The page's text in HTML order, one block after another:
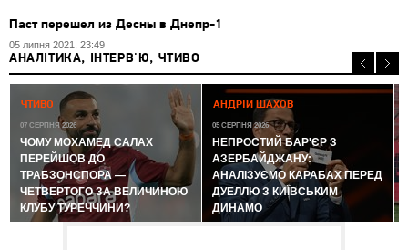
Паст перешел из Десны в Днепр-1
05 липня 2021, 23:49
АНАЛІТИКА, ІНТЕРВ'Ю, ЧТИВО
ЧТИВО
07 СЕРПНЯ 2026
ЧОМУ МОХАМЕД САЛАХ
ПЕРЕЙШОВ ДО
ТРАБЗОНСПОРА —
ЧЕТВЕРТОГО ЗА ВЕЛИЧИНОЮ
КЛУБУ ТУРЕЧЧИНИ?
АНДРІЙ ШАХОВ
05 СЕРПНЯ 2026
НЕПРОСТИЙ БАР'ЄР З
АЗЕРБАЙДЖАНУ:
АНАЛІЗУЄМО КАРАБАХ ПЕРЕД
ДУЕЛЛЮ З КИЇВСЬКИМ
ДИНАМО